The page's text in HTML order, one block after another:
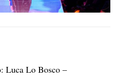
Luca Lo Bosco –